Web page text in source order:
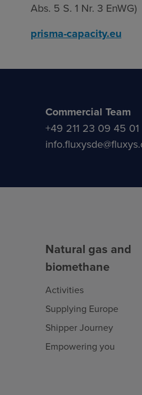
Abs. 5 S. 1 Nr. 3 EnWG)
prisma-capacity.eu
Commercial Team
+49 211 23 09 45 01
Natural gas and
biomethane
Activities
Supplying Europe
Shipper Journey
Empowering you